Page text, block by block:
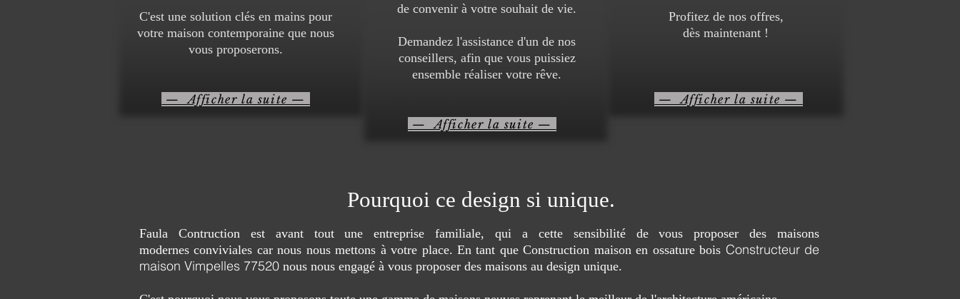
C'est une solution clés en mains pour
votre maison contemporaine que nous
vous proposerons.
— Afficher la suite —
de convenir à votre souhait de vie.
Demandez l'assistance d'un de nos
conseillers, afin que vous puissiez
ensemble réaliser votre rêve.
— Afficher la suite —
Profitez de nos offres,
dès maintenant !
— Afficher la suite —
Pourquoi ce design si unique.
Faula Contruction est avant tout une entreprise familiale, qui a cette sensibilité de vous proposer des maisons
modernes conviviales car nous nous mettons à votre place. En tant que Construction maison en ossature bois Constructeur de
maison Vimpelles 77520 nous nous engagé à vous proposer des maisons au design unique.